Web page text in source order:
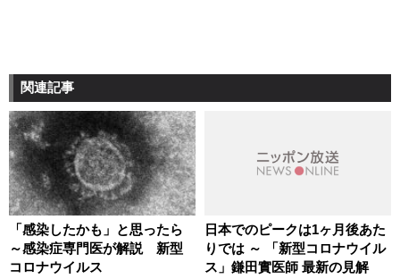
関連記事
「感染したかも」と思ったら
～感染症専門医が解説 新型
コロナウイルス
日本でのピークは1ヶ月後あた
りでは ～ 「新型コロナウイル
ス」鎌田實医師 最新の見解